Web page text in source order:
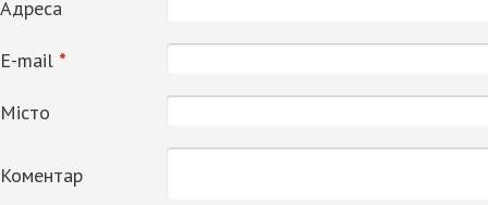
Адреса
Е-mail *
Місто
Коментар